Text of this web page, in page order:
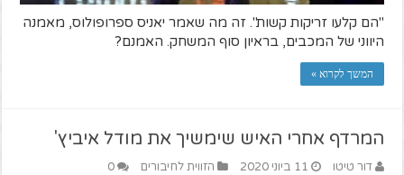
"הם קלעו זריקות קשות". זה מה שאמר יאניס ספרופולוס, מאמנה
היווני של המכבים, בראיון סוף המשחק. האמנם?
המשך לקרוא »
המרדף אחרי האיש שימשיך את מודל איביץ'
דור טיטו 11 ביוני 2020 הזווית לחיבורים 0